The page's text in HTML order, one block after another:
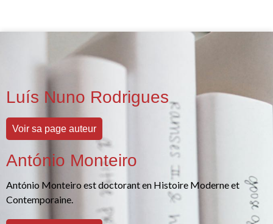
Luís Nuno Rodrigues
Voir sa page auteur
António Monteiro
António Monteiro est doctorant en Histoire Moderne et
Contemporaine.